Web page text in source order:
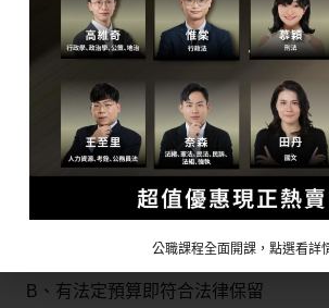
C、考試院可對掌管事項提法律案
D、監察院無法律案提案權
依大法官解釋第3號之意旨，檢
掌事務提出法律案之權利。
題目11：關於給付行政措施是否
原則之問題，下列敘述何者正確
A、不適用法律保留原則
B、有法定預算即符合法律保留
公職課程全面開課，點選看詳